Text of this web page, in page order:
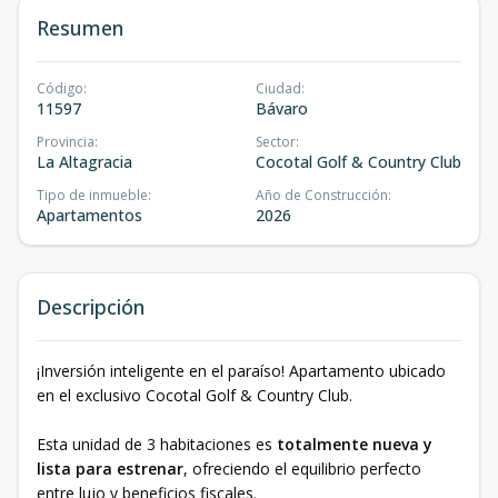
Resumen
Código:
11597
Ciudad:
Bávaro
Provincia:
La Altagracia
Sector:
Cocotal Golf & Country Club
Tipo de inmueble:
Apartamentos
Año de Construcción:
2026
Descripción
¡Inversión inteligente en el paraíso! Apartamento ubicado
en el exclusivo Cocotal Golf & Country Club.
Esta unidad de 3 habitaciones es totalmente nueva y
lista para estrenar, ofreciendo el equilibrio perfecto
entre lujo y beneficios fiscales.